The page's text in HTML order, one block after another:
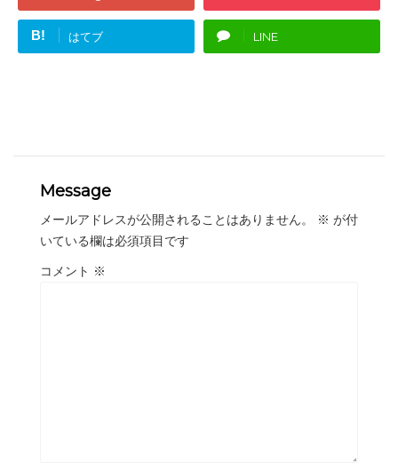
B! はてブ LINE
Message
メールアドレスが公開されることはありません。 ※ が付
いている欄は必須項目です
コメント ※